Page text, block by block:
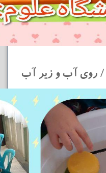
/ روی آب و زیر آب